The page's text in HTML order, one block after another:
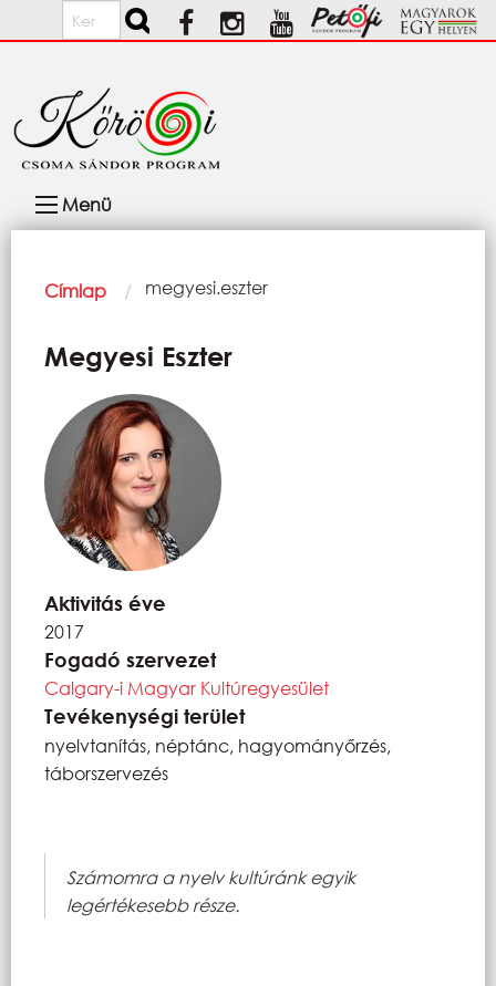
Ugrás a tartalomra
Keresés
navigáció
Menü
Morzsa
Címlap Current:
megyesi.eszter
Megyesi Eszter
Aktivitás éve
2017
Fogadó szervezet
Calgary-i Magyar Kultúregyesület
Tevékenységi terület
nyelvtanítás, néptánc, hagyományőrzés,
táborszervezés
Számomra a nyelv kultúránk egyik
legértékesebb része.